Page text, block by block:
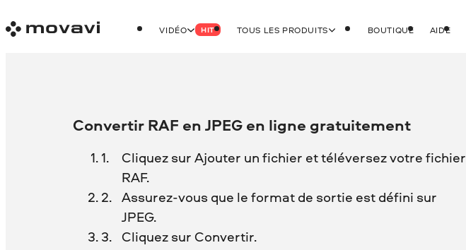
VIDÉO HIT TOUS LES PRODUITS BOUTIQUE AIDE
Convertir RAF en JPEG en ligne gratuitement
Cliquez sur Ajouter un fichier et téléversez votre fichier
RAF.
Assurez-vous que le format de sortie est défini sur
JPEG.
Cliquez sur Convertir.